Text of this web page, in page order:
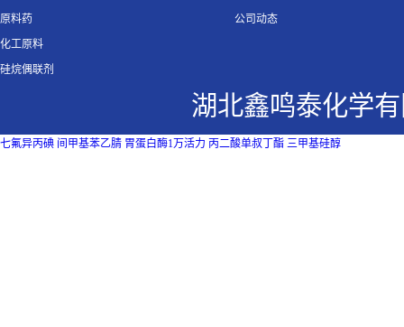
原料药
化工原料
硅烷偶联剂
公司动态
湖北鑫鸣泰化学
七氟异丙碘 间甲基苯乙腈 胃蛋白酶1万活力 丙二酸单叔丁酯 三甲基硅醇